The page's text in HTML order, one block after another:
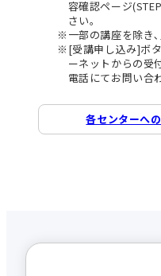
容確認ページ
さい。
一部の講座を除き
[受講申し込み]ボ
ーネットからの受
電話にてお問い合
各センターへ